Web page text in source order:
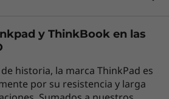
a lo más difícil!
potencia que se diseñó para
avanzados, cuenta con el
y ThinkBook en las
historia, la marca ThinkPad es
por su resistencia y larga